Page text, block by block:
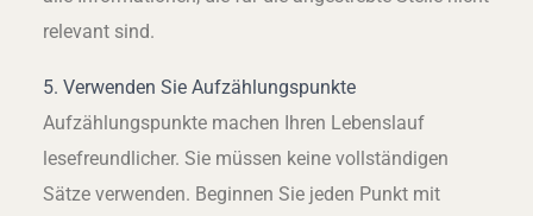
relevant sind.
5. Verwenden Sie Aufzählungspunkte
Aufzählungspunkte machen Ihren Lebenslauf
lesefreundlicher. Sie müssen keine vollständigen
Sätze verwenden. Beginnen Sie jeden Punkt mit